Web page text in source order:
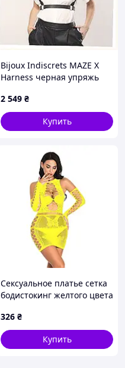
Bijoux Indiscrets MAZE X
Harness черная упряжь
2 549 ₴
Купить
Сексуальное платье сетка
бодистокинг желтого цвета
326 ₴
Купить